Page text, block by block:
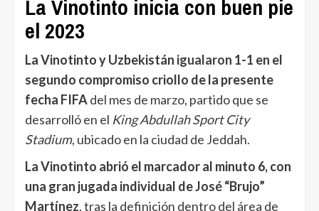
La Vinotinto inicia con buen pie
el 2023
La Vinotinto y Uzbekistán igualaron 1-1 en el
segundo compromiso criollo de la presente
fecha FIFAdel mes de marzo, partido que se
desarrolló en el King Abdullah Sport City
Stadium, ubicado en la ciudad de Jeddah.
La Vinotinto abrió el marcador al minuto 6, con
una gran jugada individual de José “Brujo”
Martínez, tras la definición dentro del área de